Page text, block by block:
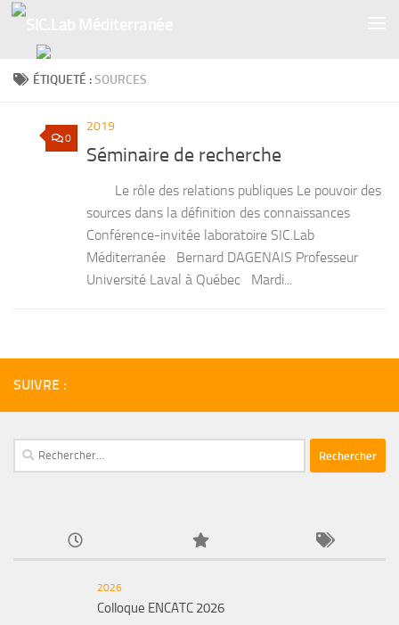
ÉTIQUETÉ :SOURCES
0
2019
Séminaire de recherche
Le rôle des relations publiques Le pouvoir des
sources dans la définition des connaissances
Conférence-invitée laboratoire SIC.Lab
Méditerranée Bernard DAGENAIS Professeur
Université Laval à Québec Mardi...
SUIVRE :
Rechercher :
2026
Colloque ENCATC 2026